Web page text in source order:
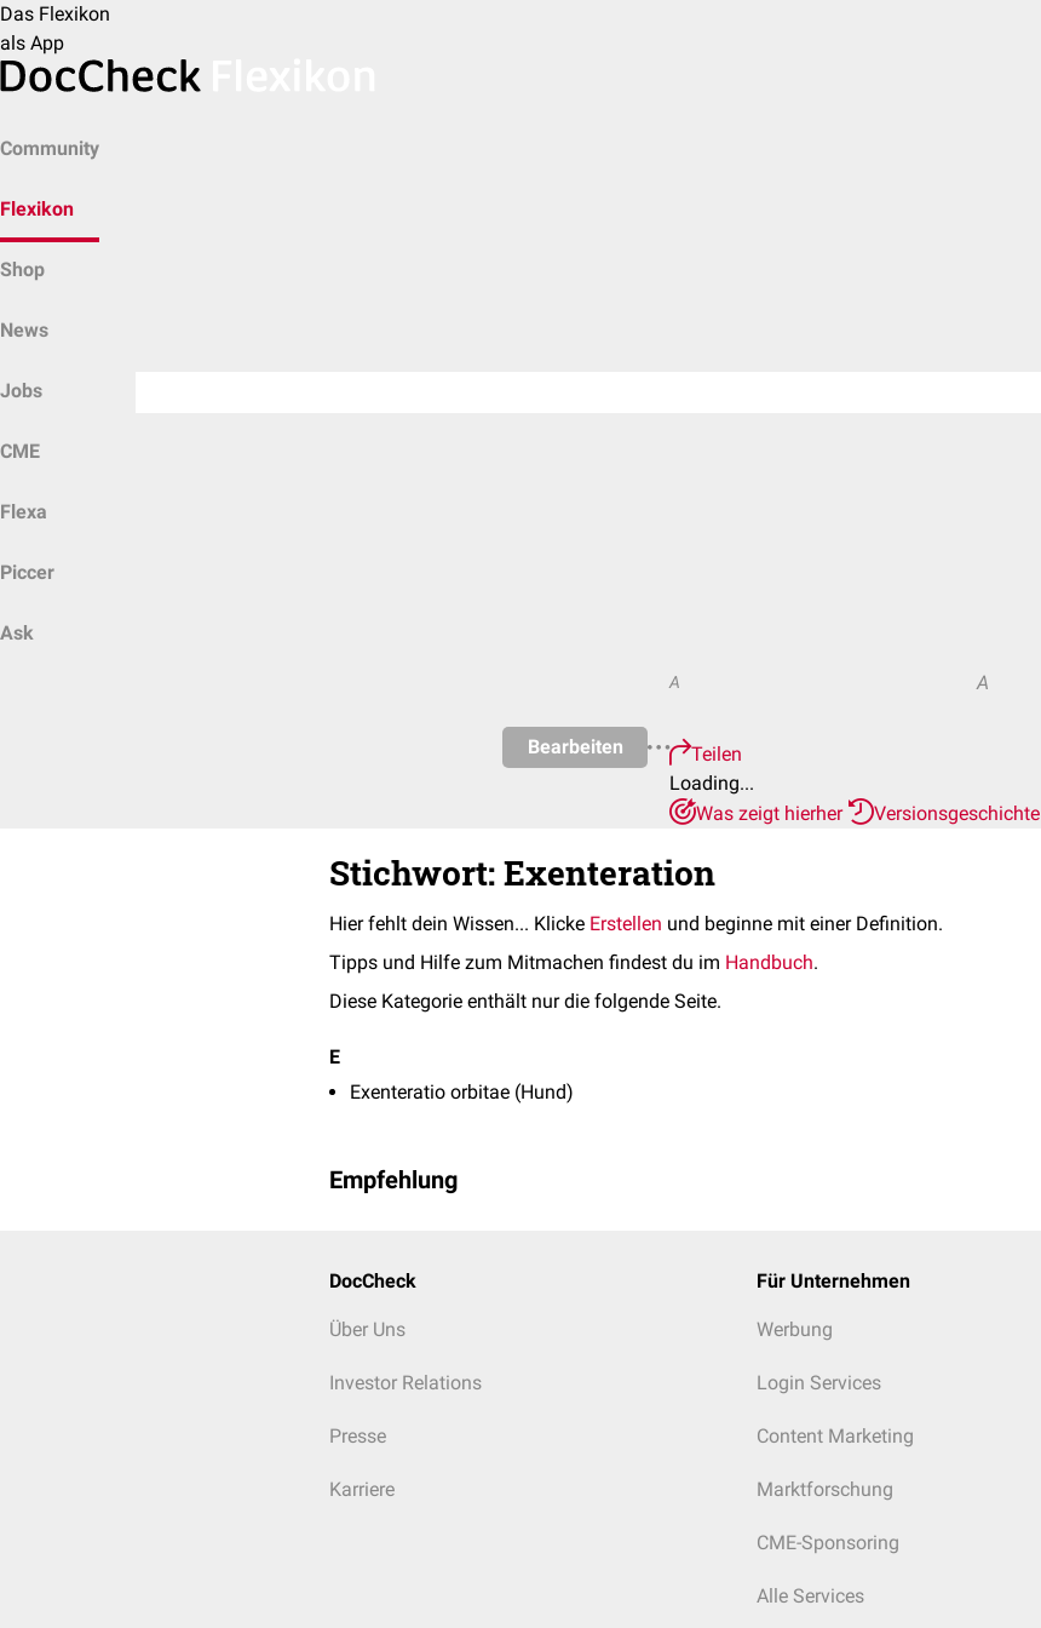
Das Flexikon
als App
Community
Flexikon
Shop
News
Jobs
CME
Flexa
Piccer
Ask
Bearbeiten
A A
Teilen
Loading...
Was zeigt hierher
Versionsgeschichte
Stichwort: Exenteration
Hier fehlt dein Wissen... Klicke Erstellen und beginne mit einer Definition.
Tipps und Hilfe zum Mitmachen findest du im Handbuch.
Diese Kategorie enthält nur die folgende Seite.
E
Exenteratio orbitae (Hund)
Empfehlung
DocCheck
Über Uns
Investor Relations
Presse
Karriere
Für Unternehmen
Werbung
Login Services
Content Marketing
Marktforschung
CME-Sponsoring
Alle Services